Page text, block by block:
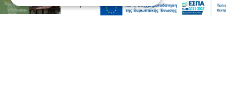
05 Αυγ 2026, 20:23